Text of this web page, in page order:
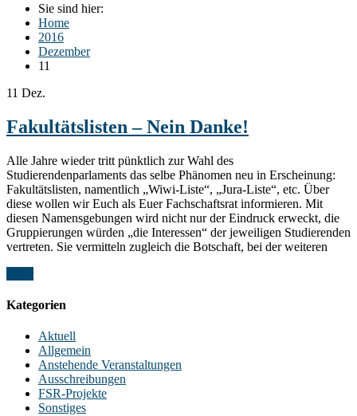
Sie sind hier:
Home
2016
Dezember
11
11 Dez.
Fakultätslisten – Nein Danke!
Alle Jahre wieder tritt pünktlich zur Wahl des
Studierendenparlaments das selbe Phänomen neu in Erscheinung:
Fakultätslisten, namentlich „Wiwi-Liste“, „Jura-Liste“, etc. Über
diese wollen wir Euch als Euer Fachschaftsrat informieren. Mit
diesen Namensgebungen wird nicht nur der Eindruck erweckt, die
Gruppierungen würden „die Interessen“ der jeweiligen Studierenden
vertreten. Sie vermitteln zugleich die Botschaft, bei der weiteren
Kategorien
Aktuell
Allgemein
Anstehende Veranstaltungen
Ausschreibungen
FSR-Projekte
Sonstiges